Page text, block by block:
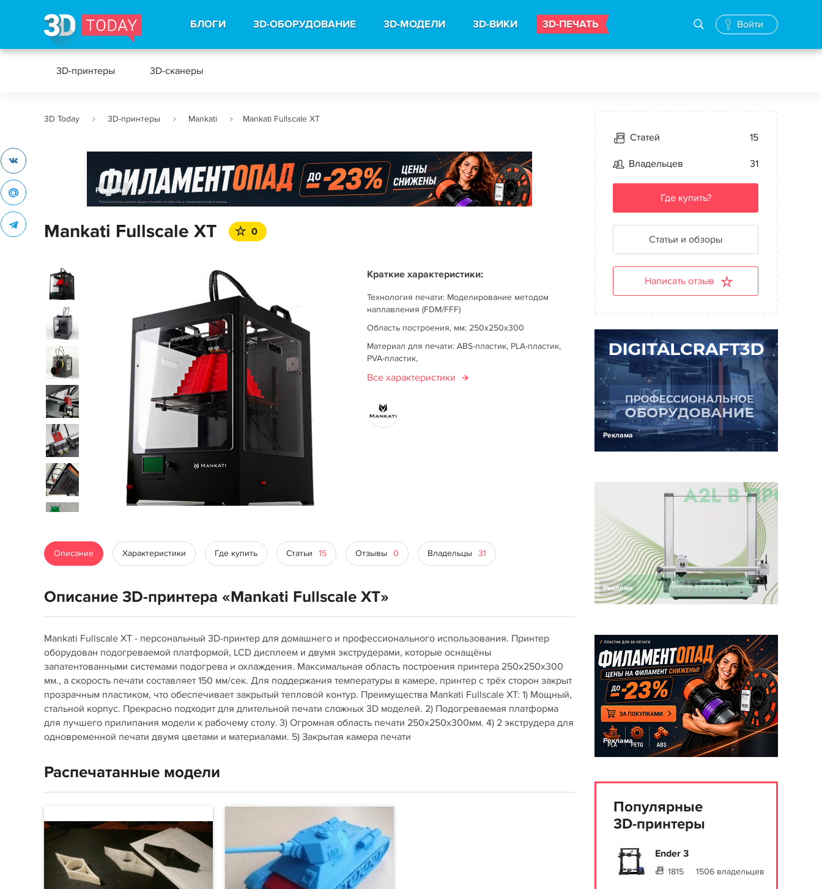
БЛОГИ 3D-ОБОРУДОВАНИЕ 3D-МОДЕЛИ 3D-ВИКИ 3D-ПЕЧАТЬ Войти
3D-принтеры 3D-сканеры
3D Today 3D-принтеры Mankati Mankati Fullscale XT
Реклама
Mankati Fullscale XT 0
Краткие характеристики:
Технология печати: Моделирование методом
наплавления (FDM/FFF)
Область построения, мм: 250х250х300
Материал для печати: ABS-пластик, PLA-пластик,
PVA-пластик,
Все характеристики
Описание Характеристики Где купить Статьи 15 Отзывы 0 Владельцы 31
Описание 3D-принтера «Mankati Fullscale XT»
Mankati Fullscale XT - персональный 3D-принтер для домашнего и профессионального использования. Принтер
оборудован подогреваемой платформой, LCD дисплеем и двумя экструдерами, которые оснащёны
запатентованными системами подогрева и охлаждения. Максимальная область построения принтера 250х250х300
мм., а скорость печати составляет 150 мм/сек. Для поддержания температуры в камере, принтер с трёх сторон закрыт
прозрачным пластиком, что обеспечивает закрытый тепловой контур. Преимущества Mankati Fullscale XT: 1) Мощный,
стальной корпус. Прекрасно подходит для длительной печати сложных 3D моделей. 2) Подогреваемая платформа
для лучшего прилипания модели к рабочему столу. 3) Огромная область печати 250х250х300мм. 4) 2 экструдера для
одновременной печати двумя цветами и материалами. 5) Закрытая камера печати
Распечатанные модели
Статей 15
Владельцев 31
Где купить?
Статьи и обзоры
Написать отзыв
Реклама
Реклама
Реклама
Популярные
3D-принтеры
Ender 3
1815 1506 владельцев